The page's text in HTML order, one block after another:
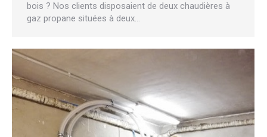
bois ? Nos clients disposaient de deux chaudières à
gaz propane situées à deux…